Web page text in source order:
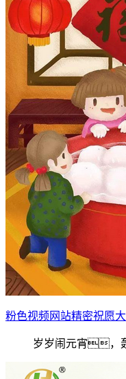
粉色视频网站精密祝愿
岁岁闹元宵，